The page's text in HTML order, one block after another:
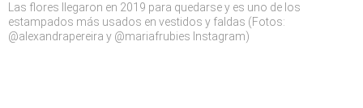
Las flores llegaron en 2019 para quedarse y es uno de los
estampados más usados en vestidos y faldas (Fotos:
@alexandrapereira y @mariafrubies Instagram)